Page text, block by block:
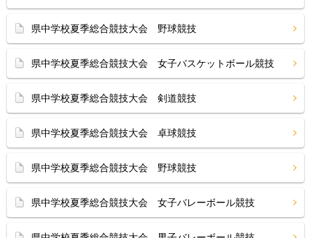
県中学校夏季総合競技大会 野球競技
県中学校夏季総合競技大会 女子バスケットボール競技
県中学校夏季総合競技大会 剣道競技
県中学校夏季総合競技大会 卓球競技
県中学校夏季総合競技大会 野球競技
県中学校夏季総合競技大会 女子バレーボール競技